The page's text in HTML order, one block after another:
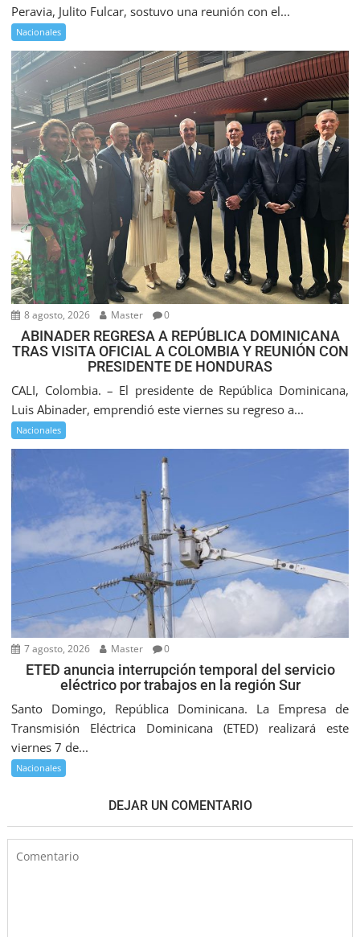
Peravia, Julito Fulcar, sostuvo una reunión con el...
Nacionales
8 agosto, 2026 Master 0
ABINADER REGRESA A REPÚBLICA DOMINICANA
TRAS VISITA OFICIAL A COLOMBIA Y REUNIÓN CON
PRESIDENTE DE HONDURAS
CALI, Colombia. – El presidente de República Dominicana,
Luis Abinader, emprendió este viernes su regreso a...
Nacionales
7 agosto, 2026 Master 0
ETED anuncia interrupción temporal del servicio
eléctrico por trabajos en la región Sur
Santo Domingo, República Dominicana. La Empresa de
Transmisión Eléctrica Dominicana (ETED) realizará este
viernes 7 de...
Nacionales
DEJAR UN COMENTARIO